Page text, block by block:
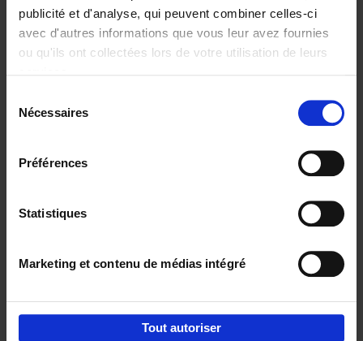
publicité et d'analyse, qui peuvent combiner celles-ci
avec d'autres informations que vous leur avez fournies
ou qu'ils ont collectées lors de votre utilisation de leurs
Nécessaires
Préférences
Statistiques
Marketing et contenu de médias intégré
Tout autoriser
€29,99
Digital marketing like a PRO -
completely revised edition (EN)